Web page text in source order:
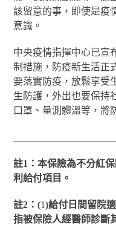
該留意的事，即使是疫
意識。
中央疫情指揮中心已宣
制措施，防疫新生活正
要落實防疫，放鬆享受
生防護，外出也要保持
口罩、量測體溫等，將
註1 ：本保險為不分紅
利給付項目。
註2 ：(1)給付日間留院
指被保險人經醫師診斷